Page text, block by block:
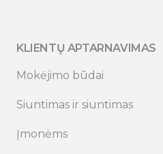
KLIENTŲ APTARNAVIMAS
Mokėjimo būdai
Siuntimas ir siuntimas
Įmonėms